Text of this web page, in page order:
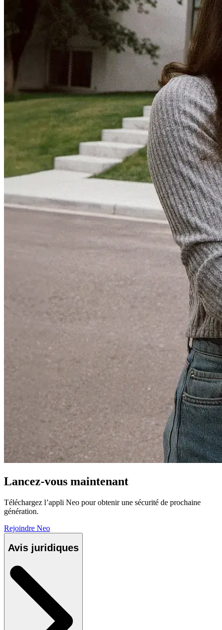
Lancez-vous maintenant
Téléchargez l’appli Neo pour obtenir une sécurité de prochaine
génération.
Rejoindre Neo
Avis juridiques